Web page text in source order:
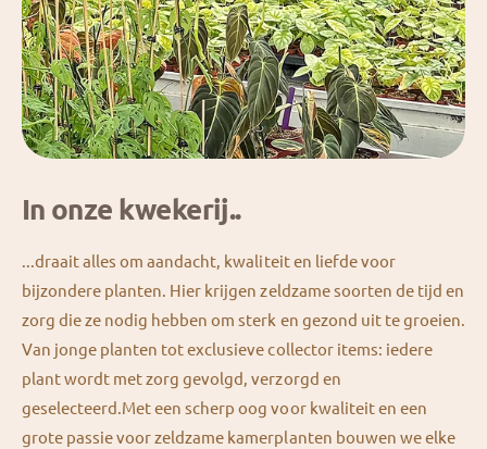
In onze kwekerij..
...draait alles om aandacht, kwaliteit en liefde voor
bijzondere planten. Hier krijgen zeldzame soorten de tijd en
zorg die ze nodig hebben om sterk en gezond uit te groeien.
Van jonge planten tot exclusieve collector items: iedere
plant wordt met zorg gevolgd, verzorgd en
geselecteerd.Met een scherp oog voor kwaliteit en een
grote passie voor zeldzame kamerplanten bouwen we elke